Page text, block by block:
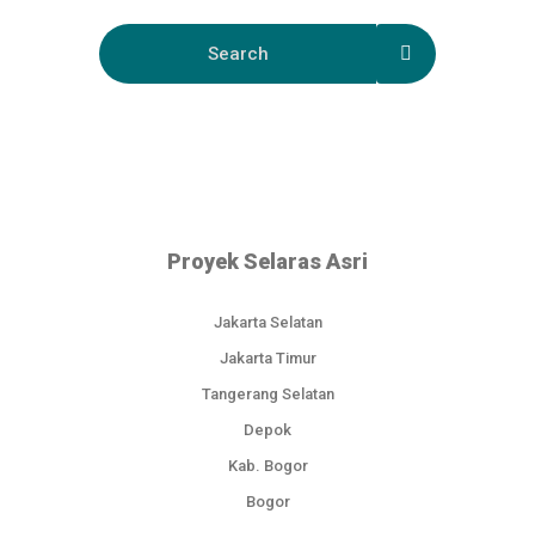
Proyek Selaras Asri
Jakarta Selatan
Jakarta Timur
Tangerang Selatan
Depok
Kab. Bogor
Bogor